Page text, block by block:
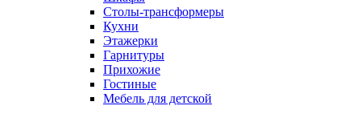
Столы-трансформеры
Кухни
Этажерки
Гарнитуры
Прихожие
Гостиные
Мебель для детской